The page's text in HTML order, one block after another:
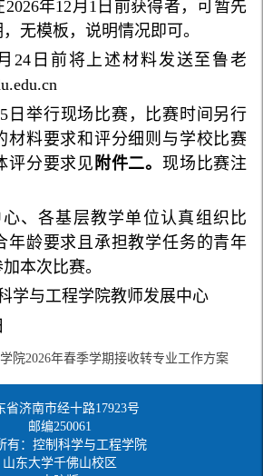
年12月1日前获得者，可暂先
无模板，说明情况即可。
24日前将上述材料发送至鲁老
日举行现场比赛，比赛时间另行
材料要求和评分细则与学校比赛
评分要求见 附件二。现场比赛注
、各基层教学单位认真组织比
年龄要求且承担教学任务的青年
本次比赛。
学与工程学院教师发展中心
院2026年春季学期接收转专业工作方案
省济南市经十路17923号
邮编250061
有：控制科学与工程学院
山东大学千佛山校区